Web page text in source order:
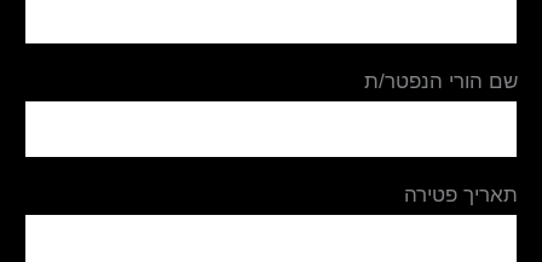
שם הורי הנפטר/ת
תאריך פטירה